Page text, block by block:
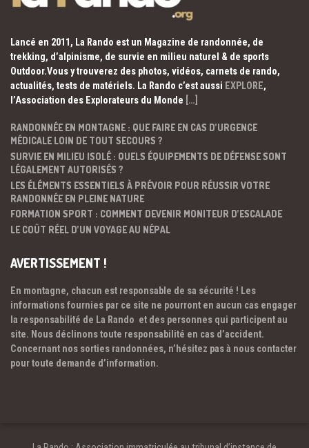
Lancé en 2011, La Rando est un Magazine de randonnée, de
trekking, d’alpinisme, de survie en milieu naturel & de sports
Outdoor.Vous y trouverez des photos, vidéos, carnets de rando,
actualités, tests de matériels. La Rando c’est aussi EXPLORE,
l’Association des Explorateurs du Monde […]
RANDONNÉE EN MONTAGNE : QUE FAIRE EN CAS D’URGENCE
MÉDICALE LOIN DE TOUT SECOURS ?
SURVIE EN MILIEU ISOLÉ : QUELS ÉQUIPEMENTS DE DÉFENSE SONT
LÉGALEMENT AUTORISÉS ?
LES ÉLÉMENTS ESSENTIELS À PRÉVOIR POUR RÉUSSIR VOTRE
RANDONNÉE EN PLEINE NATURE
FORMATION SPORT : COMMENT DEVENIR MONITEUR D’ESCALADE
LE COÛT RÉEL D’UN VOYAGE AU NÉPAL
AVERTISSEMENT !
En montagne, chacun est responsable de sa sécurité ! Les
informations fournies par ce site ne pourront en aucun cas engager
la responsabilité de La Rando et des personnes qui participent au
site. Nous déclinons toute responsabilité en cas d’accident.
Concernant nos sorties randonnées, n’hésitez pas à nous contacter
pour toute demande d’information.